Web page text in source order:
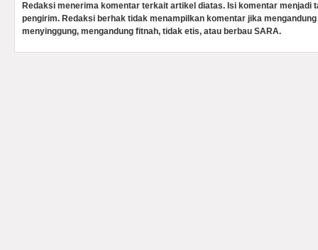
Redaksi menerima komentar terkait artikel diatas. Isi komentar menjadi
pengirim. Redaksi berhak tidak menampilkan komentar jika
menyinggung, mengandung fitnah, tidak etis, atau berbau SARA.